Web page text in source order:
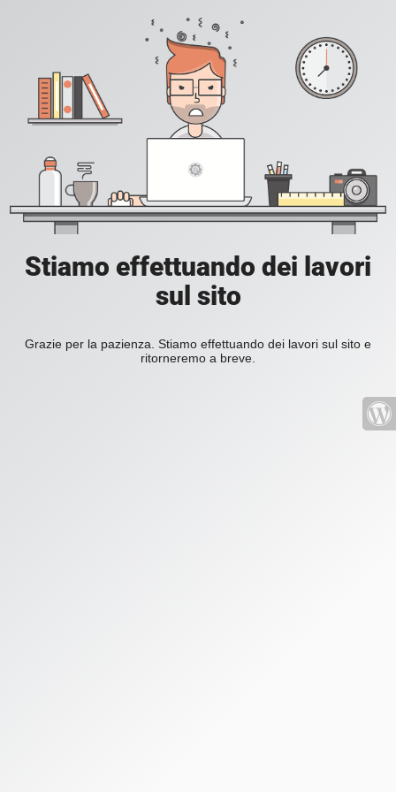
Stiamo effettuando dei lavori
sul sito
Grazie per la pazienza. Stiamo effettuando dei lavori sul sito e
ritorneremo a breve.